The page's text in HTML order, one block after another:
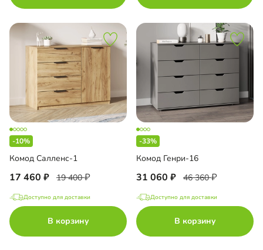
-10%
Комод Салленс-1
17 460 19 400
Доступно для доставки
В корзину
-33%
Комод Генри-16
31 060 46 360
Доступно для доставки
В корзину